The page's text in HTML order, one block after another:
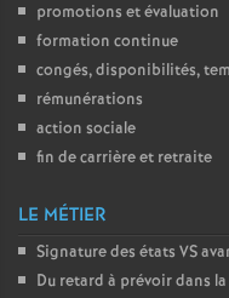
promotions et évaluation
formation continue
congés, disponibilités,
rémunérations
action sociale
fin de carrière et retraite
LE MÉTIER
Signature des états VS
Du retard à prévoir dans